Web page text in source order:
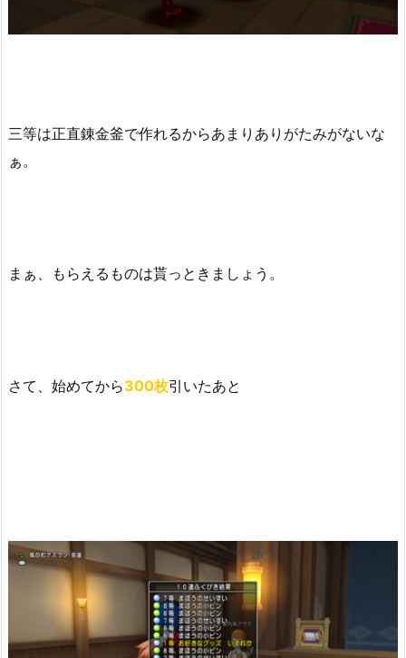
三等は正直錬金釜で作れるからあまりありがたみがないな
ぁ。
まぁ、もらえるものは貰っときましょう。
さて、始めてから300枚引いたあと